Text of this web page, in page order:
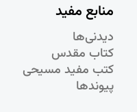
منابع مفید
دیدنی‌ها
کتاب مقدس
کتب مفید مسیحی
پیوندها